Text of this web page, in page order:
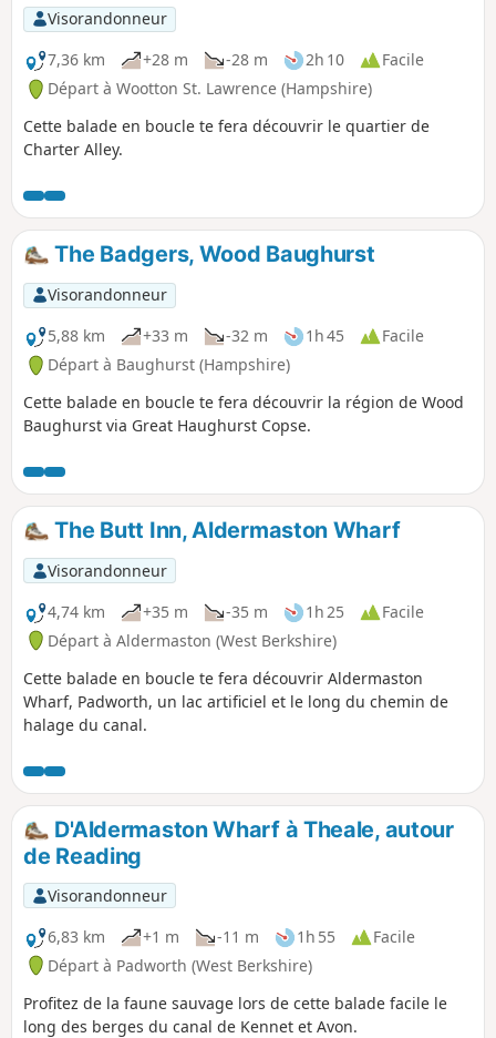
Visorandonneur
7,36 km
+28 m -28 m 2h 10
Facile
Départ à Wootton St. Lawrence (Hampshire)
Cette balade en boucle te fera découvrir le quartier de
Charter Alley.
The Badgers, Wood Baughurst
Visorandonneur
5,88 km
+33 m -32 m 1h 45
Facile
Départ à Baughurst (Hampshire)
Cette balade en boucle te fera découvrir la région de Wood
Baughurst via Great Haughurst Copse.
The Butt Inn, Aldermaston Wharf
Visorandonneur
4,74 km
+35 m -35 m 1h 25
Facile
Départ à Aldermaston (West Berkshire)
Cette balade en boucle te fera découvrir Aldermaston
Wharf, Padworth, un lac artificiel et le long du chemin de
halage du canal.
D'Aldermaston Wharf à Theale, autour
de Reading
Visorandonneur
6,83 km
+1 m -11 m 1h 55
Facile
Départ à Padworth (West Berkshire)
Profitez de la faune sauvage lors de cette balade facile le
long des berges du canal de Kennet et Avon.